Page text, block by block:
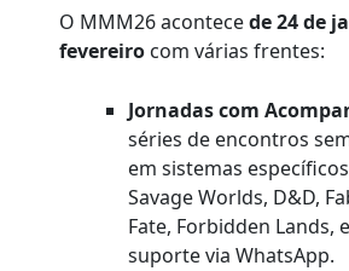
O MMM26 acontecede 24 de
fevereiro com várias frentes:
Jornadas com
séries de encontros
em sistemas
Savage Worlds, D&D,
Fate, Forbidden Lands,
suporte via WhatsApp.